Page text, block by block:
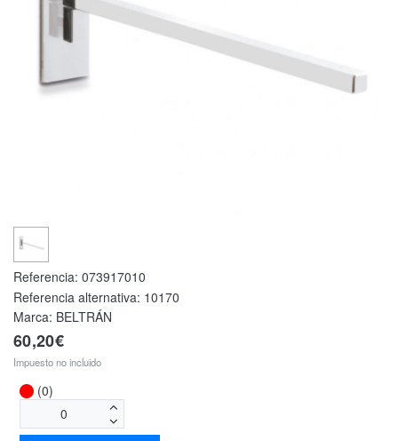
Referencia: 073917010
Referencia alternativa: 10170
Marca: BELTRÁN
60,20€
Impuesto no incluido
(0)